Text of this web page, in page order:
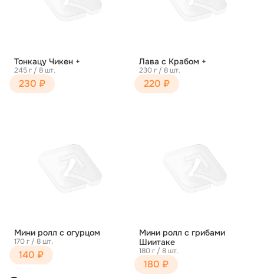
Тонкацу Чикен +
245 г / 8 шт.
230 ₽
Лава с Крабом +
230 г / 8 шт.
220 ₽
Мини ролл с огурцом
170 г / 8 шт.
140 ₽
Мини ролл с грибами
Шиитаке
180 г / 8 шт.
180 ₽